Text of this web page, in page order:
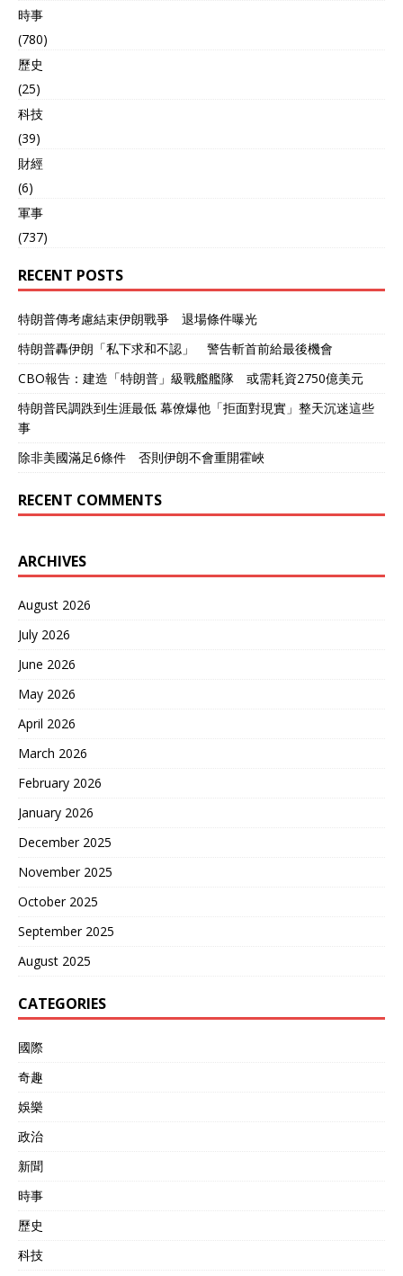
時事
(780)
歷史
(25)
科技
(39)
財經
(6)
軍事
(737)
RECENT POSTS
特朗普傳考慮結束伊朗戰爭 退場條件曝光
特朗普轟伊朗「私下求和不認」 警告斬首前給最後機會
CBO報告：建造「特朗普」級戰艦艦隊 或需耗資2750億美元
特朗普民調跌到生涯最低 幕僚爆他「拒面對現實」整天沉迷這些
事
除非美國滿足6條件 否則伊朗不會重開霍峽
RECENT COMMENTS
ARCHIVES
August 2026
July 2026
June 2026
May 2026
April 2026
March 2026
February 2026
January 2026
December 2025
November 2025
October 2025
September 2025
August 2025
CATEGORIES
國際
奇趣
娛樂
政治
新聞
時事
歷史
科技